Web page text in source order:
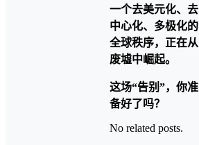
一个去美元化、去
中心化、多极化的
全球秩序，正在从
废墟中崛起。
这场“告别”，你准
备好了吗？
No related posts.